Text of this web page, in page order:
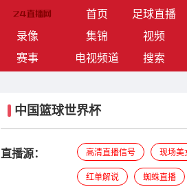
首页(current)足球直播
录像
集锦 视频
赛事
电视频道 搜索
中国篮球世界杯
直播源： 高清直播信号 现场美
红单解说 蜘蛛直播